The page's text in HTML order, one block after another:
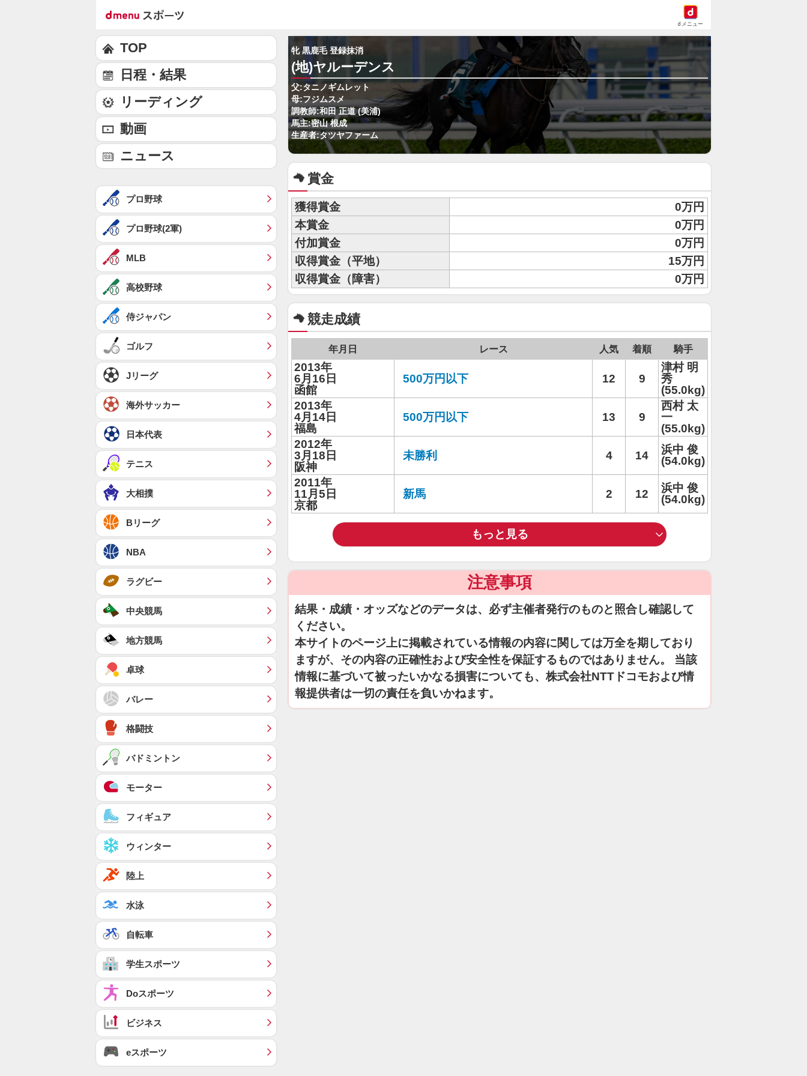
dメニュー
牝 黒鹿毛 登録抹消
(地)ヤルーデンス
父:タニノギムレット
母:フジムスメ
調教師:和田 正道 (美浦)
馬主:密山 根成
生産者:タツヤファーム
賞金
獲得賞金
0万円
本賞金
0万円
付加賞金
0万円
収得賞金（平地）
15万円
収得賞金（障害）
0万円
競走成績
年月日 レース 人気 着順 騎手
2013年
6月16日
函館
500万円以下 12 9
津村 明
秀
(55.0kg)
2013年
4月14日
福島
500万円以下 13 9
西村 太
一
(55.0kg)
2012年
3月18日
阪神
未勝利 4 14
浜中 俊
(54.0kg)
2011年
11月5日
京都
新馬 2 12
浜中 俊
(54.0kg)
もっと見る
注意事項
結果・成績・オッズなどのデータは、必ず主催者発行のものと照合し確認して
ください。
本サイトのページ上に掲載されている情報の内容に関しては万全を期しており
ますが、その内容の正確性および安全性を保証するものではありません。 当該
情報に基づいて被ったいかなる損害についても、株式会社NTTドコモおよび情
報提供者は一切の責任を負いかねます。
TOP
日程・結果
リーディング
動画
ニュース
プロ野球
プロ野球(2軍)
MLB
高校野球
侍ジャパン
ゴルフ
Jリーグ
海外サッカー
日本代表
テニス
大相撲
Bリーグ
NBA
ラグビー
中央競馬
地方競馬
卓球
バレー
格闘技
バドミントン
モーター
フィギュア
ウィンター
陸上
水泳
自転車
学生スポーツ
Doスポーツ
ビジネス
eスポーツ